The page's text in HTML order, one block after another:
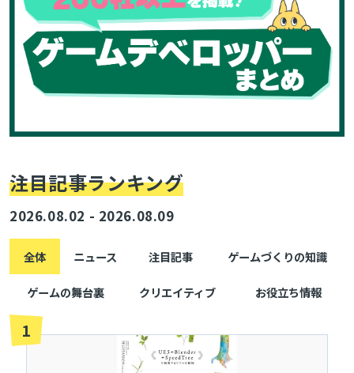
注目記事ランキング
2026.08.02 - 2026.08.09
全体 ニュース 注目記事 ゲームづくりの知識
ゲームの舞台裏 クリエイティブ お役立ち情報
1